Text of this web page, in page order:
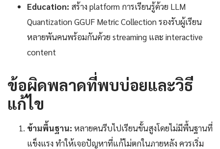
Education: สร้าง platform การเรียนรู้ด้วย LLM
Quantization GGUF Metric Collection รองรับผู้เรียน
หลายพันคนพร้อมกันด้วย streaming และ interactive
content
ข้อผิดพลาดที่พบบ่อยและวิธี
แก้ไข
ข้ามพื้นฐาน: หลายคนรีบไปเรียนขั้นสูงโดยไม่มีพื้นฐานที่
แข็งแรง ทำให้เจอปัญหาที่แก้ไม่ตกในภายหลัง ควรเริ่ม